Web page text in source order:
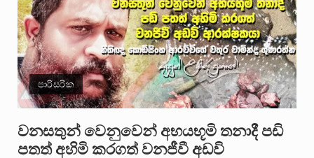
බන්ධනාගාර රැදවියන් 1,021 දෙනෙකු ඉකුත් වසර පහක කාලය තුලදී (2020 ජනවාරි 01 සිට 2025 දෙසැම්බර්…
මහර බන්ධනාගාරයේ අද ඇතිවූ සිද්ධියෙන් තුවාල ලැබූ බව කියන රැඳවියන් ගණන ඉහළ ගොස් තිබේ. ඒ…
අගෝස්තු මස දෙවන ඉරිදා ලිට් රූම් සූම් සංවාදය පැවැත්වෙන්නේ "කතා කරන මහ වැව" නම් නකතාවක්…
ලාල් කාන්ත ඇමතිවරයා අධිකරණ විනිශ්චයකාරවරුන්ගේ විශ්‍රාම යෑමේ වයස සම්බන්ධයෙන් නිහඬව සිටින ලෙස තමාට දැනුම් දුන්…
පාරිසරික
වනසතුන් වෙනුවෙන් අභයභූමි තනාදී පඩි
පතත් අහිමි කරගත් වනජීවී අඩවි